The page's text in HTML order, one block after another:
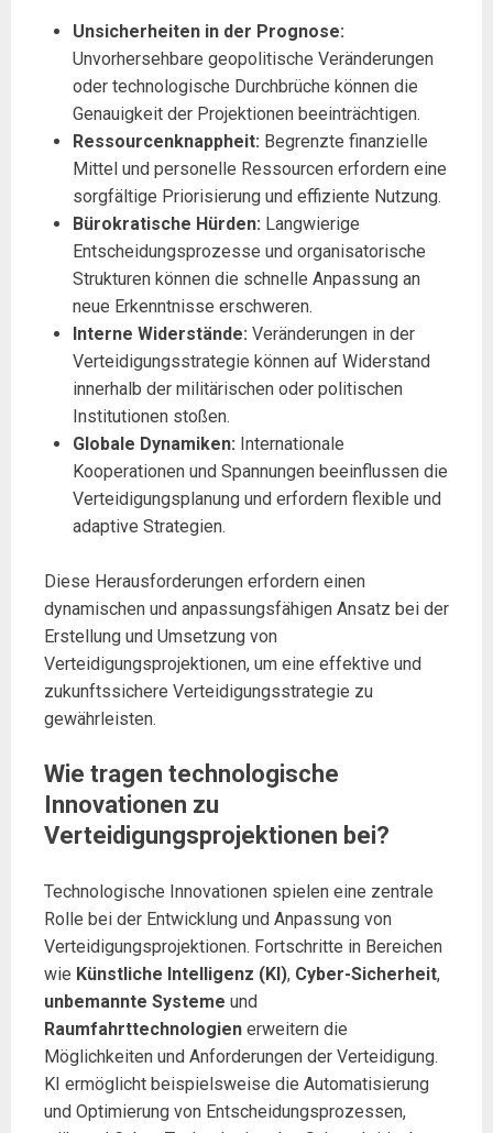
Unsicherheiten in der Prognose:
Unvorhersehbare geopolitische Veränderungen
oder technologische Durchbrüche können die
Genauigkeit der Projektionen beeinträchtigen.
Ressourcenknappheit: Begrenzte finanzielle
Mittel und personelle Ressourcen erfordern eine
sorgfältige Priorisierung und effiziente Nutzung.
Bürokratische Hürden: Langwierige
Entscheidungsprozesse und organisatorische
Strukturen können die schnelle Anpassung an
neue Erkenntnisse erschweren.
Interne Widerstände: Veränderungen in der
Verteidigungsstrategie können auf Widerstand
innerhalb der militärischen oder politischen
Institutionen stoßen.
Globale Dynamiken: Internationale
Kooperationen und Spannungen beeinflussen die
Verteidigungsplanung und erfordern flexible und
adaptive Strategien.
Diese Herausforderungen erfordern einen
dynamischen und anpassungsfähigen Ansatz bei der
Erstellung und Umsetzung von
Verteidigungsprojektionen, um eine effektive und
zukunftssichere Verteidigungsstrategie zu
gewährleisten.
Wie tragen technologische
Innovationen zu
Verteidigungsprojektionen bei?
Technologische Innovationen spielen eine zentrale
Rolle bei der Entwicklung und Anpassung von
Verteidigungsprojektionen. Fortschritte in Bereichen
wie Künstliche Intelligenz (KI), Cyber-Sicherheit,
unbemannte Systeme und
Raumfahrttechnologien erweitern die
Möglichkeiten und Anforderungen der Verteidigung.
KI ermöglicht beispielsweise die Automatisierung
und Optimierung von Entscheidungsprozessen,